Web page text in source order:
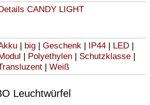
CANDY LIGHT
| big | Geschenk | IP44 | LED |
| Polyethylen | Schutzklasse |
| Weiß
Leuchtwürfel